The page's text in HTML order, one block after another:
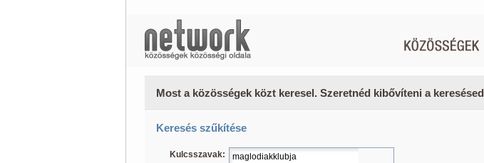
Most a közösségek közt keresel. Szeretnéd kibővíteni a keresésed
Keresés szűkítése
Kulcsszavak: